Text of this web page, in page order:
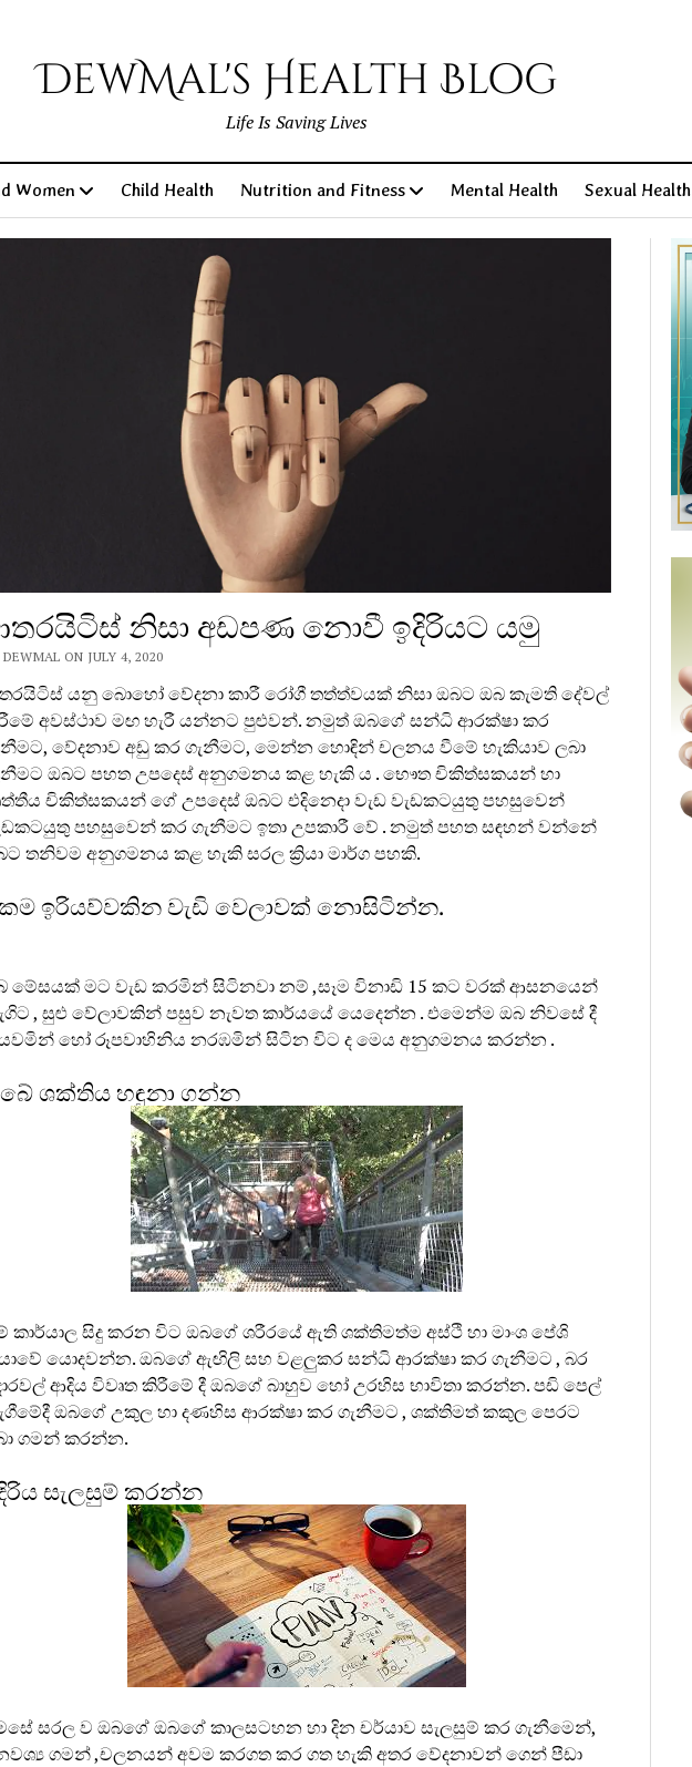
DewMal's Health Blog
Life Is Saving Lives
Women Child Health Nutrition and Fitness Mental Health Sexual Health
නිසා අඩපණ නොවී ඉදිරියට යමු
DEWMAL ON JULY 4, 2020
යනු බොහෝ වේදනා කාරී රෝගී තත්ත්වයක් නිසා ඔබට ඔබ කැමති දේවල්
අවස්ථාව මඟ හැරී යන්නට පුළුවන්. නමුත් ඔබගේ සන්ධි ආරක්ෂා කර
වේදනාව අඩු කර ගැනීමට, මෙන්න හොඳින් චලනය වීමේ හැකියාව ලබා
ඔබට පහත උපදෙස් අනුගමනය කළ හැකි ය . භෞත චිකිත්සක‍යන් හා
චිකිත්සකයන් ගේ උපදෙස් ඔබට එදිනෙදා වැඩ වැඩකටයුතු පහසුවෙන්
පහසුවෙන් කර ගැනීමට ඉතා උපකාරී වේ . නමුත් පහත සඳහන් වන්නේ
තනිවම අනුගමනය කළ හැකි සරල ක්‍රියා මාර්ග පහකි.
ඉරියව්වකින වැඩි වෙලාවක් නොසිටින්න.
මේසයක් මට වැඩ කරමින් සිටිනවා නම් ,සෑම විනාඩි 15 කට වරක් ආසනයෙන්
, සුළු වේලාවකින් පසුව නැවත කාර්යයේ යෙදෙන්න . එමෙන්ම ඔබ නිවසේ දී
හෝ රූපවාහිනිය නරඹමින් සිටින විට ද මෙය අනුගමනය කරන්න .
ශක්තිය හඳුනා ගන්න
කාර්යාල සිදු කරන විට ඔබගේ ශරීරයේ ඇති ශක්තිමත්ම අස්ථි හා මාංශ පේශි
යොදවන්න. ඔබගේ ඇඟිලි සහ වළලුකර සන්ධි ආරක්ෂා කර ගැනීමට , බර
ආදිය විවෘත කිරීමේ දී ඔබගේ බාහුව හෝ උරහිස භාවිතා කරන්න. පඩි පෙල්
ඔබගේ උකුල හා දණහිස ආරක්ෂා කර ගැනීමට , ශක්තිමත් කකුල පෙරට
ගමන් කරන්න.
සැලසුම් කරන්න
සරල ව ඔබගේ ඔබගේ කාලසටහන හා දින චර්යාව සැලසුම් කර ගැනීමෙන්,
ගමන් ,චලනයන් අවම කරගත කර ගත හැකි අතර වේදනාවන් ගෙන් පීඩා